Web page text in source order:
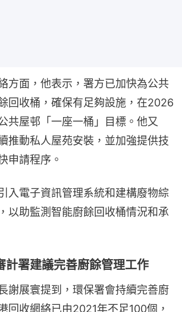
方面，他表示，署方已加快為公共
回收桶，確保有足夠設施，在2026
共屋邨「一座一桶」目標。他又
推動私人屋苑安裝，並加強提供技
申請程序。
入電子資訊管理系統和建構廢物綜
以助監測智能廚餘回收桶情況和承
計署建議完善廚餘管理工作
謝展寰提到，環保署會持續完善廚
回收網絡已由2021年不足100個，